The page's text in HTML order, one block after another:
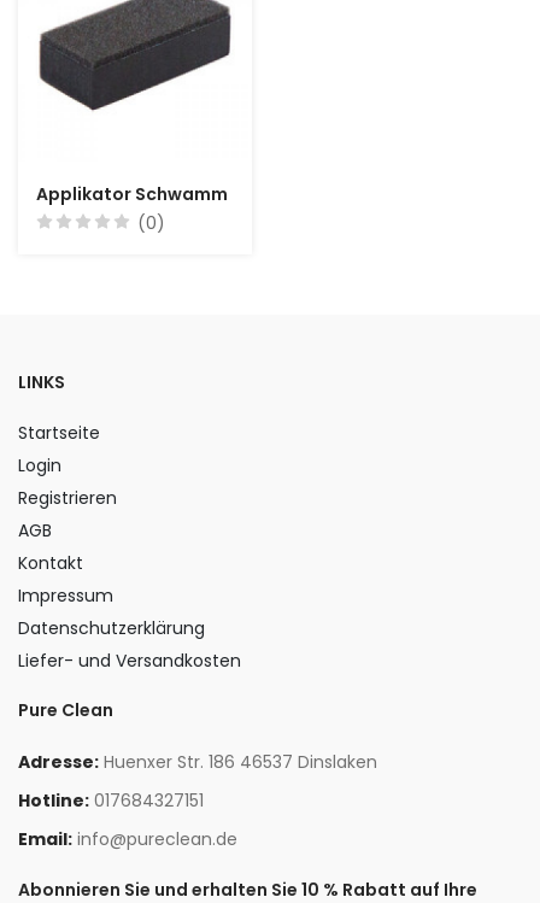
Applikator Schwamm
(0)
LINKS
Startseite
Login
Registrieren
AGB
Kontakt
Impressum
Datenschutzerklärung
Liefer- und Versandkosten
Pure Clean
Adresse: Huenxer Str. 186 46537 Dinslaken
Hotline: 017684327151
Email: info@pureclean.de
Abonnieren Sie und erhalten Sie 10 % Rabatt auf Ihre